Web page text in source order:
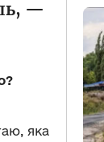
—
яка